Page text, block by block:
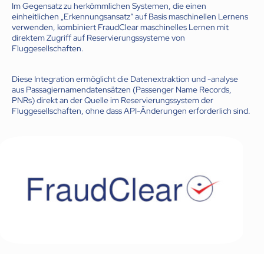
Im Gegensatz zu herkömmlichen Systemen, die einen
einheitlichen „Erkennungsansatz“ auf Basis maschinellen Lernens
verwenden, kombiniert FraudClear maschinelles Lernen mit
direktem Zugriff auf Reservierungssysteme von
Fluggesellschaften.
Diese Integration ermöglicht die Datenextraktion und -analyse
aus Passagiernamendatensätzen (Passenger Name Records,
PNRs) direkt an der Quelle im Reservierungssystem der
Fluggesellschaften, ohne dass API-Änderungen erforderlich sind.